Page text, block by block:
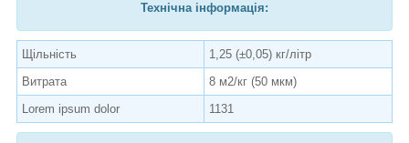
Технічна інформація:
Щільність
1,25 (±0,05) кг/літр
Витрата
8 м2/кг (50 мкм)
Lorem ipsum dolor
1131